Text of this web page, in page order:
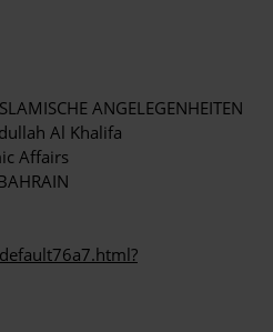
ANGELEGENHEITEN
Al Khalifa
Affairs